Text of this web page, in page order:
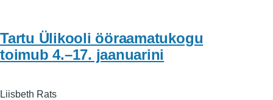
Tartu Ülikooli ööraamatukogu
toimub 4.–17. jaanuarini
Liisbeth Rats